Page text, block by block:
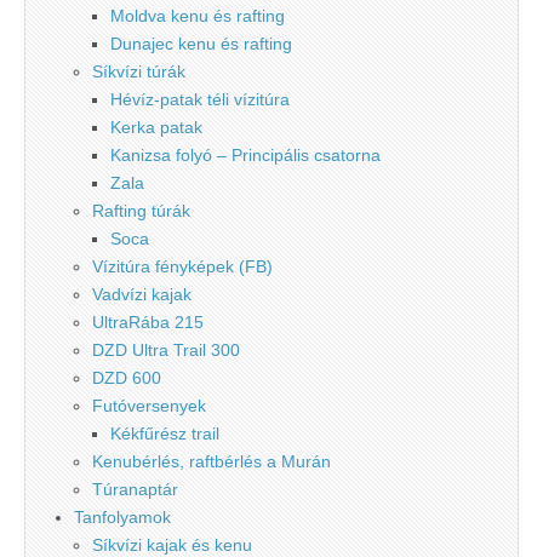
Moldva kenu és rafting
Dunajec kenu és rafting
Síkvízi túrák
Hévíz-patak téli vízitúra
Kerka patak
Kanizsa folyó – Principális csatorna
Zala
Rafting túrák
Soca
Vízitúra fényképek (FB)
Vadvízi kajak
UltraRába 215
DZD Ultra Trail 300
DZD 600
Futóversenyek
Kékfűrész trail
Kenubérlés, raftbérlés a Murán
Túranaptár
Tanfolyamok
Síkvízi kajak és kenu